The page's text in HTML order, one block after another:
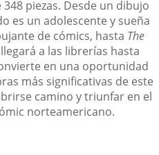
piezas. Desde un dibujo
es un adolescente y sueña
de cómics, hasta The
a las librerías hasta
en una oportunidad
más significativas de este
camino y triunfar en el
norteamericano.